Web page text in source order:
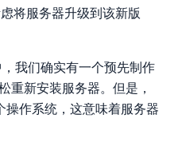
将服务器升级到该新版
我们确实有一个预先制作
重新安装服务器。但是，
操作系统，这意味着服务器